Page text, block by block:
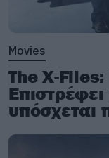
Movies
The X-
υπόσχεται